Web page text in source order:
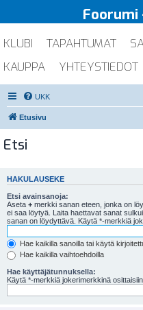
Foorumi
KLUBI TAPAHTUMAT
KAUPPA
YHTEYSTIEDOT
UKK
Etusivu
Etsi
HAKULAUSEKE
Etsi avainsanoja:
Aseta + merkki sanan eteen, jonka on
ei saa löytyä. Laita haettavat sanat
sanan on löydyttävä. Käytä *-merkkiä
Hae kaikilla sanoilla tai käytä
Hae kaikilla vaihtoehdoilla
Hae käyttäjätunnuksella:
Käytä *-merkkiä jokerimerkkinä osittaisiin